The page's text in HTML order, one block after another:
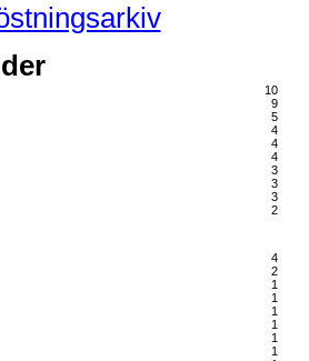
10
9
5
4
4
4
3
3
3
2
4
2
1
1
1
1
1
1